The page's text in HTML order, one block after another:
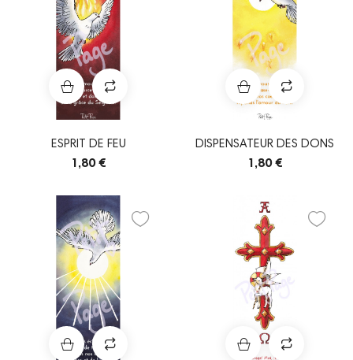
ESPRIT DE FEU
1,80 €
DISPENSATEUR DES DONS
1,80 €